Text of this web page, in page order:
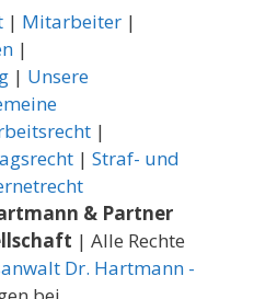
| Mitarbeiter |
|
| Unsere
|
| Straf- und
& Partner
| Alle Rechte
Dr. Hartmann -